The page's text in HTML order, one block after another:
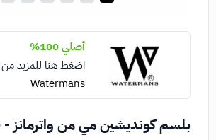
أصلي 100%
اضغط هنا للمزيد من
Watermans
بلسم كونديشين مي من واترمانز - 250 مل